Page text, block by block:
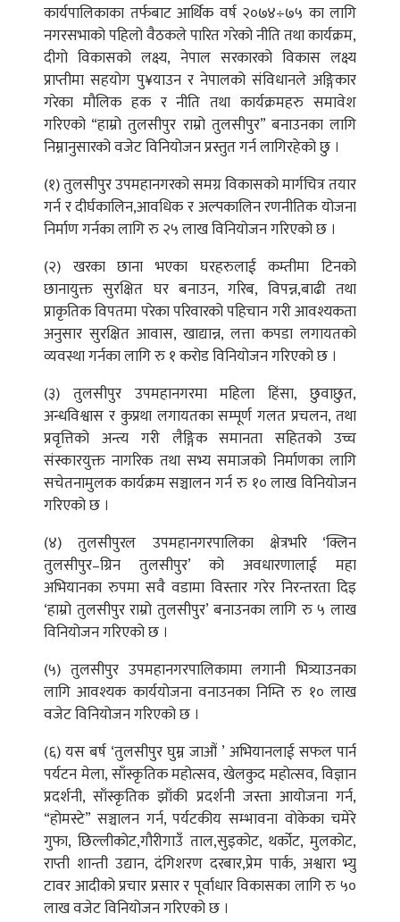
कार्यपालिकाका तर्फबाट आर्थिक वर्ष २०७४÷७५ का लागि
नगरसभाको पहिलो वैठकले पारित गरेको नीति तथा कार्यक्रम,
दीगो विकासको लक्ष्य, नेपाल सरकारको विकास लक्ष्य
प्राप्तीमा सहयोग पु¥याउन र नेपालको संविधानले अङ्गिकार
गरेका मौलिक हक र नीति तथा कार्यक्रमहरु समावेश
गरिएको “हाम्रो तुलसीपुर राम्रो तुलसीपुर” बनाउनका लागि
निम्नानुसारको वजेट विनियोजन प्रस्तुत गर्न लागिरहेको छु ।
(१) तुलसीपुर उपमहानगरको समग्र विकासको मार्गचित्र तयार
गर्न र दीर्घकालिन,आवधिक र अल्पकालिन रणनीतिक योजना
निर्माण गर्नका लागि रु २५ लाख विनियोजन गरिएको छ ।
(२) खरका छाना भएका घरहरुलाई कम्तीमा टिनको
छानायुक्त सुरक्षित घर बनाउन, गरिब, विपन्न,बाढी तथा
प्राकृतिक विपतमा परेका परिवारको पहिचान गरी आवश्यकता
अनुसार सुरक्षित आवास, खाद्यान्न, लत्ता कपडा लगायतको
व्यवस्था गर्नका लागि रु १ करोड विनियोजन गरिएको छ ।
(३) तुलसीपुर उपमहानगरमा महिला हिंसा, छुवाछुत,
अन्धविश्वास र कुप्रथा लगायतका सम्पूर्ण गलत प्रचलन, तथा
प्रवृत्तिको अन्त्य गरी लैङ्गिक समानता सहितको उच्च
संस्कारयुक्त नागरिक तथा सभ्य समाजको निर्माणका लागि
सचेतनामुलक कार्यक्रम सञ्चालन गर्न रु १० लाख विनियोजन
गरिएको छ ।
(४) तुलसीपुरल उपमहानगरपालिका क्षेत्रभरि ‘क्लिन
तुलसीपुर–ग्रिन तुलसीपुर’ को अवधारणालाई महा
अभियानका रुपमा सवै वडामा विस्तार गरेर निरन्तरता दिइ
‘हाम्रो तुलसीपुर राम्रो तुलसीपुर’ बनाउनका लागि रु ५ लाख
विनियोजन गरिएको छ ।
(५) तुलसीपुर उपमहानगरपालिकामा लगानी भित्र्याउनका
लागि आवश्यक कार्ययोजना वनाउनका निम्ति रु १० लाख
वजेट विनियोजन गरिएको छ ।
(६) यस बर्ष ‘तुलसीपुर घुम्न जाऔं ’ अभियानलाई सफल पार्न
पर्यटन मेला, साँस्कृतिक महोत्सव, खेलकुद महोत्सव, विज्ञान
प्रदर्शनी, साँस्कृतिक झाँकी प्रदर्शनी जस्ता आयोजना गर्न,
“होमस्टे” सञ्चालन गर्न, पर्यटकीय सम्भावना वोकेका चमेरे
गुफा, छिल्लीकोट,गौरीगाउँ ताल,सुइकोट, थर्कोट, मुलकोट,
राप्ती शान्ती उद्यान, दंगिशरण दरबार,प्रेम पार्क, अश्वारा भ्यु
टावर आदीको प्रचार प्रसार र पूर्वाधार विकासका लागि रु ५०
लाख वजेट विनियोजन गरिएको छ ।